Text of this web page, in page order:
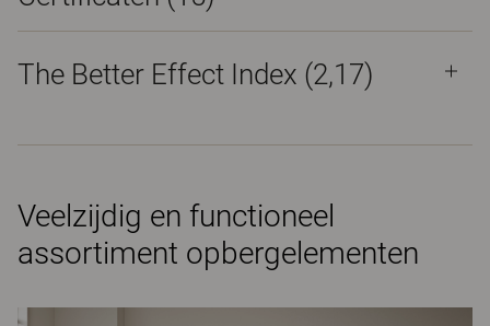
The Better Effect Index (2,17)
Veelzijdig en functioneel
assortiment opbergelementen